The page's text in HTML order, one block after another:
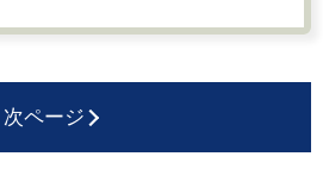
次ページ